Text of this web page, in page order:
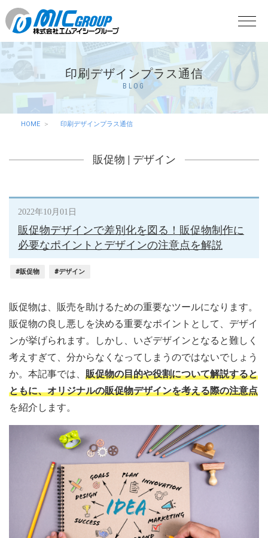
印刷デザインプラス通信
BLOG
HOME 印刷デザインプラス通信
販促物 | デザイン
2022年10月01日
販促物デザインで差別化を図る！販促物制作に
必要なポイントとデザインの注意点を解説
#販促物 #デザイン
販促物は、販売を助けるための重要なツールになります。
販促物の良し悪しを決める重要なポイントとして、デザイ
ンが挙げられます。しかし、いざデザインとなると難しく
考えすぎて、分からなくなってしまうのではないでしょう
か。本記事では、 販促物の目的や役割について解説すると
ともに、オリジナルの販促物デザインを考える際の注意点
を紹介します。